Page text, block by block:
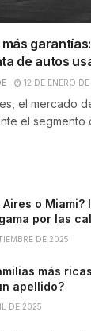
de autos
12 DE ENERO
el mercado
el segmento
Aires o
por las
DE 2025
más
apellido?
DE 2025